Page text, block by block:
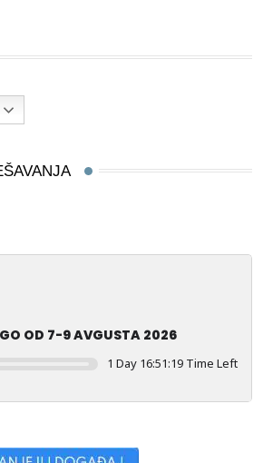
OD 7-9 AVGUSTA 2026
1 Day 16:51:18 Time Left